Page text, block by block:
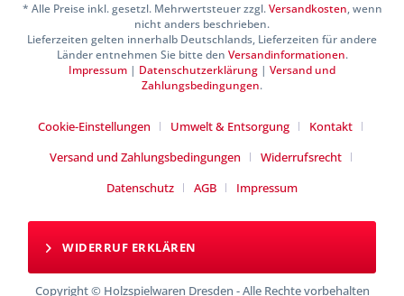
* Alle Preise inkl. gesetzl. Mehrwertsteuer zzgl.Versandkosten, wenn
nicht anders beschrieben.
Lieferzeiten gelten innerhalb Deutschlands, Lieferzeiten für andere
Länder entnehmen Sie bitte den Versandinformationen.
Impressum | Datenschutzerklärung | Versand und
Zahlungsbedingungen.
Cookie-Einstellungen Umwelt & Entsorgung
Kontakt
Versand und Zahlungsbedingungen
Widerrufsrecht
Datenschutz
AGB Impressum
WIDERRUF ERKLÄREN
Copyright © Holzspielwaren Dresden - Alle Rechte vorbehalten